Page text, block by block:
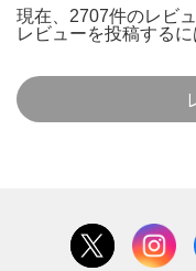
現在、2707件のレビ
レビューを投稿するに